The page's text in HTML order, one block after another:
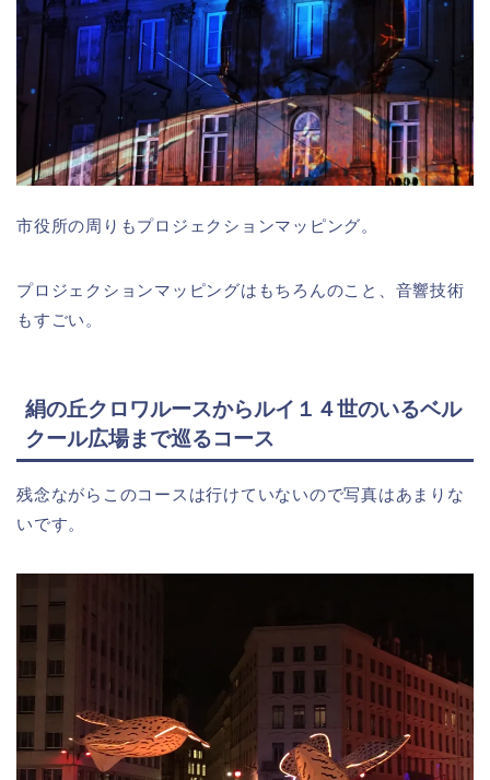
市役所の周りもプロジェクションマッピング。
プロジェクションマッピングはもちろんのこと、音響技術
もすごい。
絹の丘クロワルースからルイ１４世のいるベル
クール広場まで巡るコース
残念ながらこのコースは行けていないので写真はあまりな
いです。